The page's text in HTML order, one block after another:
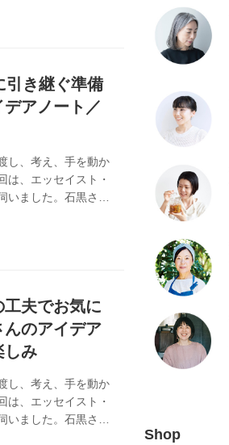
引き継ぐ準備
アノート／
し、考え、手を動か
は、エッセイスト・
ました。石黒さん
に引き継いでいるそ
夫でお気に
のアイデア
しみ
し、考え、手を動か
は、エッセイスト・
ました。石黒さん
天然生活』2020
Shop